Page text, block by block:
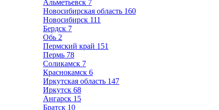
Альметьевск 7
Новосибирская область 160
Новосибирск 111
Бердск 7
Обь 2
Пермский край 151
Пермь 78
Соликамск 7
Краснокамск 6
Иркутская область 147
Иркутск 68
Ангарск 15
Братск 10